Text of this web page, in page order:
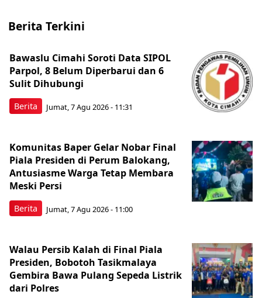
Berita Terkini
Berita
Bawaslu Cimahi Soroti Data SIPOL
Parpol, 8 Belum Diperbarui dan 6
Sulit Dihubungi
Jumat, 7 Agu 2026 - 11:31
Berita
Komunitas Baper Gelar Nobar Final
Piala Presiden di Perum Balokang,
Antusiasme Warga Tetap Membara
Meski Persi
Jumat, 7 Agu 2026 - 11:00
Walau Persib Kalah di Final Piala
Presiden, Bobotoh Tasikmalaya
Gembira Bawa Pulang Sepeda Listrik
dari Polres